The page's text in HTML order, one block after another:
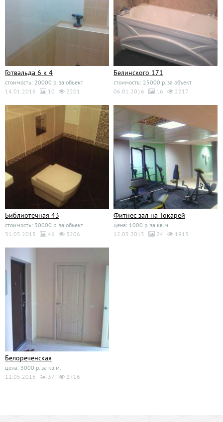
Готвальда 6 к 4
стоимость: 20000 р. за объект
14.01.2016
10 2201
Белинского 171
стоимость: 25000 р. за объект
06.01.2016
16 2217
Библиотечная 43
стоимость: 30000 р. за объект
31.05.2015
46 3206
Фитнес зал на Токарей
цена: 1000 р. за кв.м.
12.05.2015
24 1915
Белореченская
цена: 3000 р. за кв.м.
12.05.2015
37 2716